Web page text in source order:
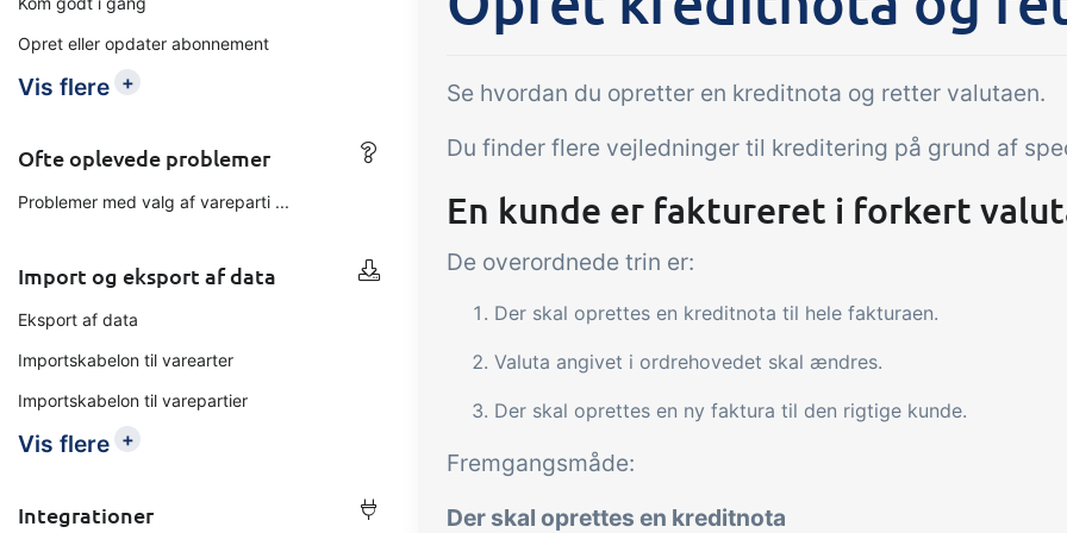
B2B Commerce
som sælgerportal,
webshop for dine kunder
kontroller
Få modtagekontrol,
kontrolpunkter integreret i
din ordrestyring - helt
dokumenter og
rapporter og
Opret eller opdater abonnement
Vis flere +
Ofte oplevede problemer
Problemer med valg af vareparti ...
Import og eksport af data
Eksport af data
Importskabelon til varearter
Importskabelon til varepartier
Vis flere +
Integrationer
Se hvordan du opretter en kreditnota og retter valutaen.
Du finder flere vejledninger til kreditering på grund af
En kunde er faktureret i forkert
De overordnede trin er:
Der skal oprettes en kreditnota til hele fakturaen.
Valuta angivet i ordrehovedet skal ændres.
Der skal oprettes en ny faktura til den rigtige kunde.
Fremgangsmåde:
Der skal oprettes en kreditnota